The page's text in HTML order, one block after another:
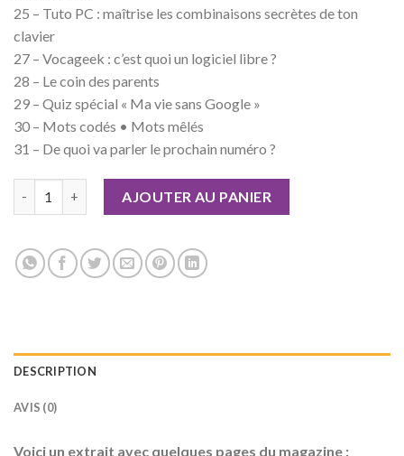
25 – Tuto PC : maîtrise les combinaisons secrètes de ton
clavier
27 – Vocageek : c’est quoi un logiciel libre ?
28 – Le coin des parents
29 – Quiz spécial « Ma vie sans Google »
30 – Mots codés • Mots mêlés
31 – De quoi va parler le prochain numéro ?
AJOUTER AU PANIER
DESCRIPTION
AVIS (0)
Voici un extrait avec quelques pages du magazine :